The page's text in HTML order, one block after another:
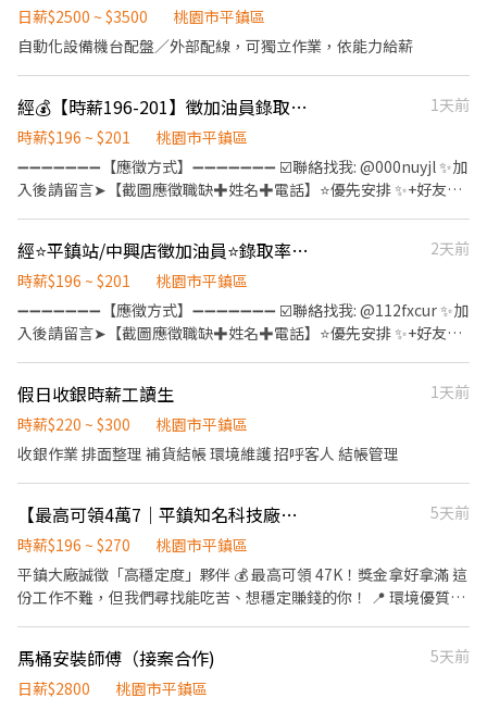
日薪$2500 ~ $3500
桃園市平鎮區
自動化設備機台配盤／外部配線，可獨立作業，依能力給薪
經💰【時薪196-201】徵加油員錄取率高/免經驗/長期工讀
1天前
時薪$196 ~ $201
桃園市平鎮區
➖➖➖➖➖➖➖【應徵方式】➖➖➖➖➖➖➖ ☑️聯絡找我: @000nuyjl ✨加
入後請留言➤【截圖應徵職缺✚姓名✚電話】⭐優先安排 ✨+好友連
✔ 簡易洗車與車輛整理作業 ✔ 維持工作環境整潔 ▶工作內容簡單易
學 ▶有完整教育訓練，無經驗也能快速上手 ▶每天接觸不同客人，
工作不無聊！ ⭕多種時段任 ▶早班：07:00～15:00 ▶中班：15:00
～23:00 ▶晚上工讀：17:00～23:00或18:00～23:00 ▶大夜班：
夜班) 學生、二度就業、兼職族都很適合！ ⭕薪資待遇 時薪196～
201元 ⭕休假制度：排休制 ⭕工作地點： ▶平鎮站：桃園市平鎮區
金陵路五段 ▶中興站：桃園市平鎮區中興路平鎮段 ▶八德站：桃園
市八德區廣福路
經⭐平鎮站/中興店徵加油員⭐錄取率高⭐免經驗⭐工作簡單⭐長期工讀
2天前
時薪$196 ~ $201
桃園市平鎮區
➖➖➖➖➖➖➖【應徵方式】➖➖➖➖➖➖➖ ☑️聯絡找我: @112fxcur ✨加
入後請留言➤【截圖應徵職缺✚姓名✚電話】⭐優先安排 ✨+好友連
好、時間彈性又能穩定賺錢的工作嗎？ 不管是學生打工、兼職賺外
快，還是想找長期穩定工作，都非常適合加入我們！✨ ⭕工作內容
✔ 協助汽車、機車加油服務 ✔ 推薦優惠商品與加油站活動商品 ✔ 簡
不無聊！ ⭕多種時段任 ▶早班：07:00～15:00 ▶中班：15:00～
23:00 ▶晚上工讀：17:00～23:00或18:00～23:00 ▶大夜班：23:00
～07:00 ⭐短時數兼職：14:00～18:00；15:00～19:00 補充說明：大
夜班需先於其他班別實習約1～3個月(依學習狀況安排正式下夜班)
⭕薪資待遇 時薪196～201元 ⭕休假制度：排休制 ⭕福利亮點 ✅員
工免費停車位 ✅完整教育訓練制度 ✅同事好相處、工作環境單純 ✅
表現優良有機會轉長期發展
假日收銀時薪工讀生
1天前
時薪$220 ~ $300
桃園市平鎮區
收銀作業 排面整理 補貨結帳 環境維護 招呼客人 結帳管理
【最高可領4萬7｜平鎮知名科技廠｜大量徵才｜高錄取｜可轉正】
5天前
時薪$196 ~ $270
桃園市平鎮區
平鎮大廠誠徵「高穩定度」夥伴 💰 最高可領 47K！獎金拿好拿滿 這
份工作不難，但我們尋找能吃苦、想穩定賺錢的你！ 📍 環境優質：
需可適應「久站」（手腳俐落、體力佳者優先錄取）。 💰 挑 戰 高
月 領： (薪資依出勤狀況及產能效率評核，最高可領額度如下) ✅ 見
馬桶安裝師傅（接案合作)
5天前
日薪$2800
桃園市平鎮區